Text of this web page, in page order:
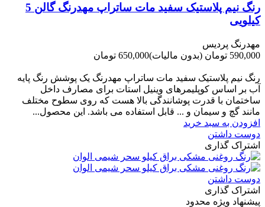
رنگ نیم پلاستیک سفید مات ساتراپ مهدرنگ گالن 5
کیلویی
مهدرنگ پردیس
590,000 تومان
(بدون مالیات)650,000 تومان
رنگ نیم پلاستیک سفید مات ساتراپ مهدرنگ یک پوشش رنگ پایه
آب بر اساس کوپلیمرهای وینیل استات برای مصارف داخل
ساختمان با قدرت پوشانندگی بالا هست که روی سطوح مختلف
مانند گچ و سیمان و ... قابل استفاده می باشد. این محصول...
افزودن به سبد خرید
دوست داشتن
اشتراک گذاری
دوست داشتن
اشتراک گذاری
پیشنهاد ویژه محدود